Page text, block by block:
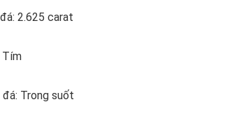
2.625 carat
Tím
Trong suốt